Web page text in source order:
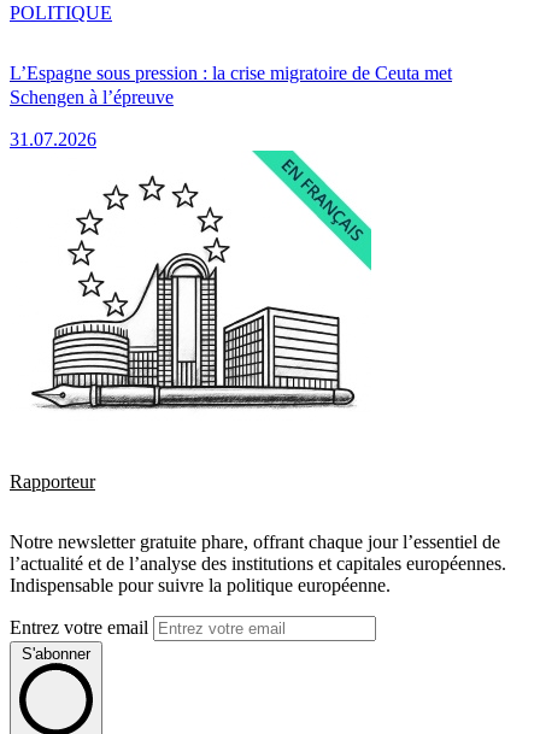
L’Espagne sous pression : la crise migratoire de Ceuta met
Schengen à l’épreuve
31.07.2026
POLITIQUE
Rapporteur
Notre newsletter gratuite phare, offrant chaque jour l’essentiel de
l’actualité et de l’analyse des institutions et capitales européennes.
Indispensable pour suivre la politique européenne.
Entrez votre email
S'abonner